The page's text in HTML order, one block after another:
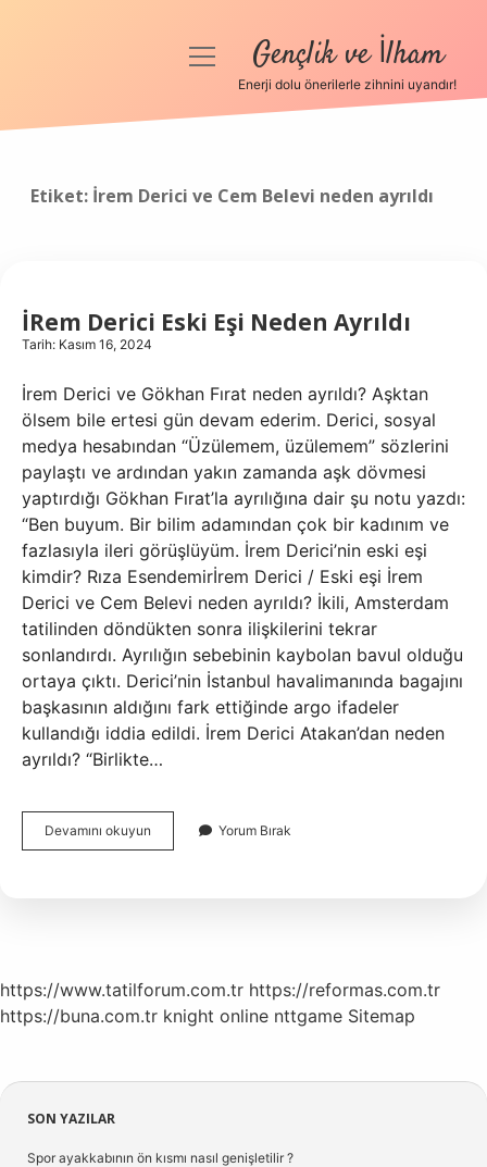
Anasayfa
menüyüGençlik ve İlham
Enerji dolu önerilerle zihnini uyandır!
Etiket: İrem Derici ve Cem Belevi neden ayrıldı
İRem Derici Eski Eşi Neden Ayrıldı
Tarih: Kasım 16, 2024
İrem Derici ve Gökhan Fırat neden ayrıldı? Aşktan
ölsem bile ertesi gün devam ederim. Derici, sosyal
medya hesabından “Üzülemem, üzülemem” sözlerini
paylaştı ve ardından yakın zamanda aşk dövmesi
yaptırdığı Gökhan Fırat’la ayrılığına dair şu notu yazdı:
“Ben buyum. Bir bilim adamından çok bir kadınım ve
fazlasıyla ileri görüşlüyüm. İrem Derici’nin eski eşi
kimdir? Rıza Esendemirİrem Derici / Eski eşi İrem
Derici ve Cem Belevi neden ayrıldı? İkili, Amsterdam
tatilinden döndükten sonra ilişkilerini tekrar
sonlandırdı. Ayrılığın sebebinin kaybolan bavul olduğu
ortaya çıktı. Derici’nin İstanbul havalimanında bagajını
başkasının aldığını fark ettiğinde argo ifadeler
kullandığı iddia edildi. İrem Derici Atakan’dan neden
ayrıldı? “Birlikte…
Devamını okuyun
Derici
Yorum Bırak
https://www.tatilforum.com.tr https://reformas.com.tr
https://buna.com.tr knight online nttgame Sitemap
Sidebar
SON YAZILAR
Spor ayakkabının ön kısmı nasıl genişletilir ?